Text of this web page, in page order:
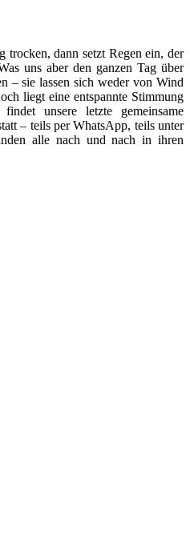
trocken, dann setzt Regen ein, der
uns aber den ganzen Tag über
– sie lassen sich weder von Wind
liegt eine entspannte Stimmung
unsere letzte gemeinsame
– teils per WhatsApp, teils unter
alle nach und nach in ihren